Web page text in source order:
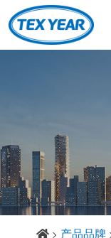
产品品牌